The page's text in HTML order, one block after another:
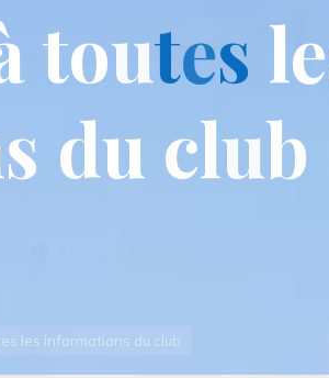
toutes le
s du club
les informations du club